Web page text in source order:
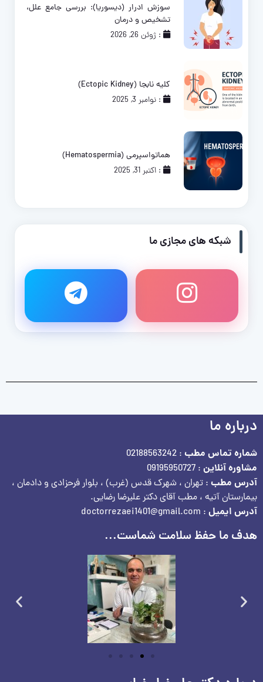
سوزش ادرار (دیسوریا): بررسی جامع علل،
تشخیص و درمان
: ژوئن 26, 2026
کلیه نابجا (Ectopic Kidney)
: نوامبر 3, 2025
هماتواسپرمی (Hematospermia)
: اکتبر 31, 2025
شبکه های مجازی ما
درباره ما
شماره تماس مطب : 02188563242
مشاوره آنلاین : 09195950727
آدرس مطب : تهران ، شهرک قدس (غرب) ، بلوار فرحزادی و دادمان ،
بیمارستان آتیه ، مطب آقای دکتر علیرضا رضایی.
آدرس ایمیل : doctorrezaei1401@gmail.com
هدف ما حفظ سلامت شماست...